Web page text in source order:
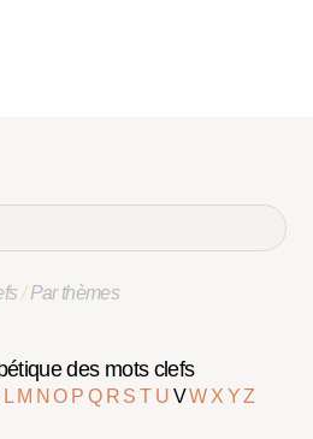
/Par thèmes
des mots clefs
L M NO P Q R ST U VW X YZ